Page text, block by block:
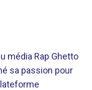
média Rap Ghetto
sa passion pour